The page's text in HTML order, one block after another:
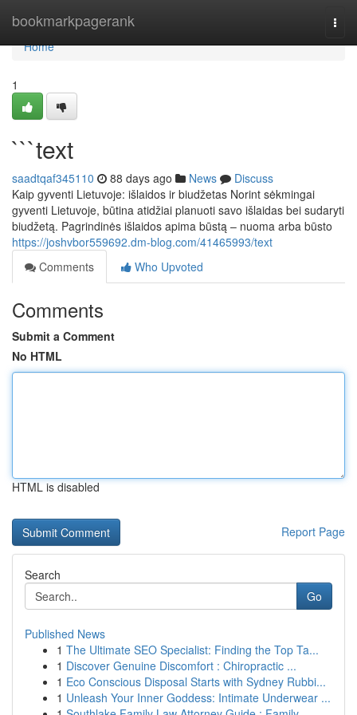
bookmarkpagerank
Home
Home
1
```text
saadtqaf345110 88 days ago News
Discuss
Kaip gyventi Lietuvoje: išlaidos ir biudžetas Norint sėkmingai
gyventi Lietuvoje, būtina atidžiai planuoti savo išlaidas bei sudaryti
biudžetą. Pagrindinės išlaidos apima būstą – nuoma arba būsto
https://joshvbor559692.dm-blog.com/41465993/text
Comments
Who Upvoted
Comments
Submit a Comment
No HTML
HTML is disabled
Report Page
Search
Go
Published News
1 The Ultimate SEO Specialist: Finding the Top Ta...
1 Discover Genuine Discomfort : Chiropractic ...
1 Eco Conscious Disposal Starts with Sydney Rubbi...
1 Unleash Your Inner Goddess: Intimate Underwear ...